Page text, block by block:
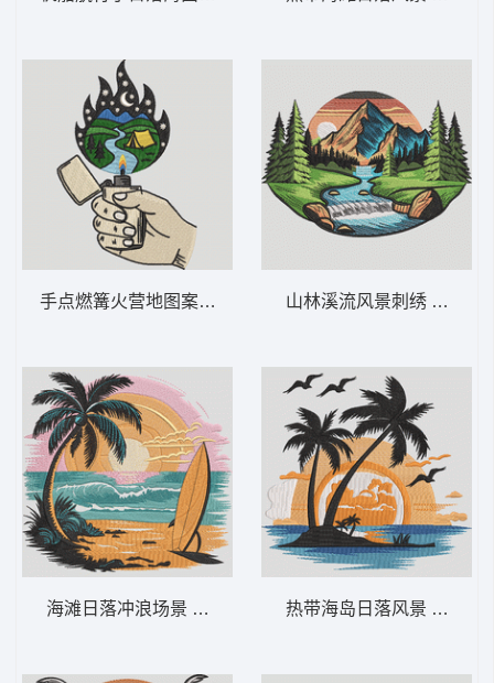
手点燃篝火营地图案 露营打火机 – 时尚户
海滩日落冲浪场景 海滩日落冲浪板——夏季
山林溪流风景刺绣 山间
热带海岛日落风景 热带棕